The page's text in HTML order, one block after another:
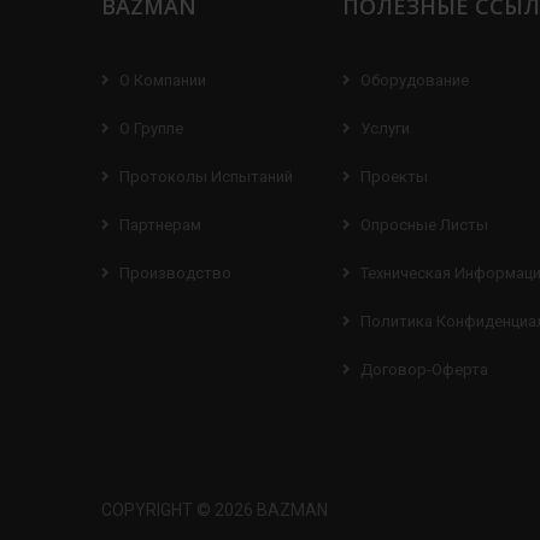
BAZMAN
О Компании
О Группе
Протоколы Испытаний
Партнерам
Производство
ПОЛЕЗНЫЕ
Оборудование
Услуги
Проекты
Опросные Листы
Техническая
Политика
Договор-Оферта
COPYRIGHT © 2026 BAZMAN